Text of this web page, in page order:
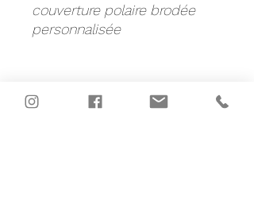
couverture polaire brodée
personnalisée